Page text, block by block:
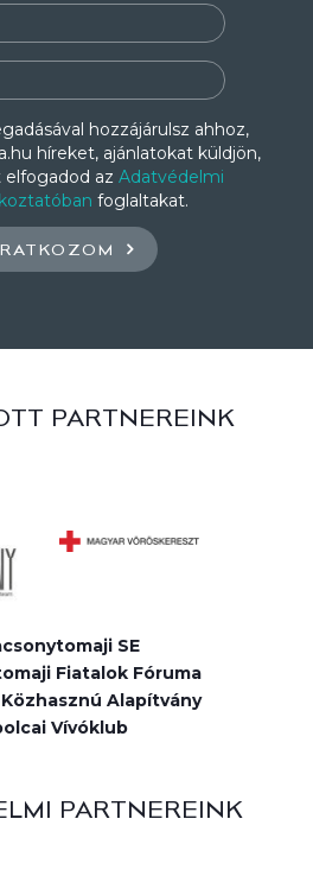
hozzájárulsz ahhoz,
híreket, ajánlatokat küldjön,
elfogadod az Adatvédelmi
foglaltakat.
PARTNEREINK
SE
Fiatalok Fóruma
Alapítvány
Vívóklub
PARTNEREINK